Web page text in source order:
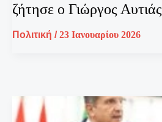
ζήτησε ο Γιώργος Αυτιάς
Πολιτική /23 Ιανουαρίου 2026